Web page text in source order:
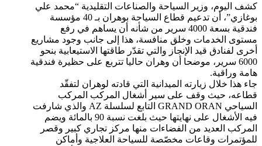
كشف اليوم، وزير السياحة والصناعات التقليدية “محمد علي
بوغازي”، أن تدعيم قطاع السياحة بوهران بـ 40 مؤسسة
فندقية بسعة 4000 سرير من شأنه أن يساهم في رفع
مستوى الخدمات وخلق منافسة، هذا إلى جانب وجود مشاريع
أخرى لفنادق قيد الإنجاز والتي تقدّر طاقتها الاستيعابية بنحو
6000 سرير، موضحا أن وهران حاليا تتربع على حظيرة فندقية
هامة وراقية.
جاء هذا خلال زيارته الميدانية التي قادته لوهران لتفقّد
قطاعه، حيث وقف على سير أشغال المركب المركب
السياحي GRAND ORAN التابع لسلسلة AZ والذي شارفت
فيه الأشغال على نهايتها حيث بلغت نسبة 90 بالمائة ويضم
المركب العديد من الفضاءات منها مركز تجاري كبير وقصر
للمؤتمرات وقاعات مخصّصة للسياحة العلاجية وأماكن